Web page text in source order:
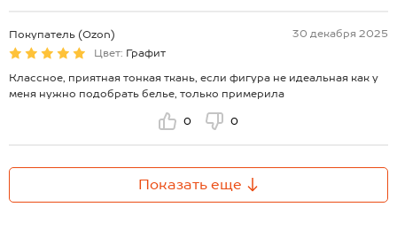
Покупатель (Ozon)
30 декабря 2025
Цвет: Графит
Классное, приятная тонкая ткань, если фигура не идеальная как у
меня нужно подобрать белье, только примерила
0 0
Показать еще